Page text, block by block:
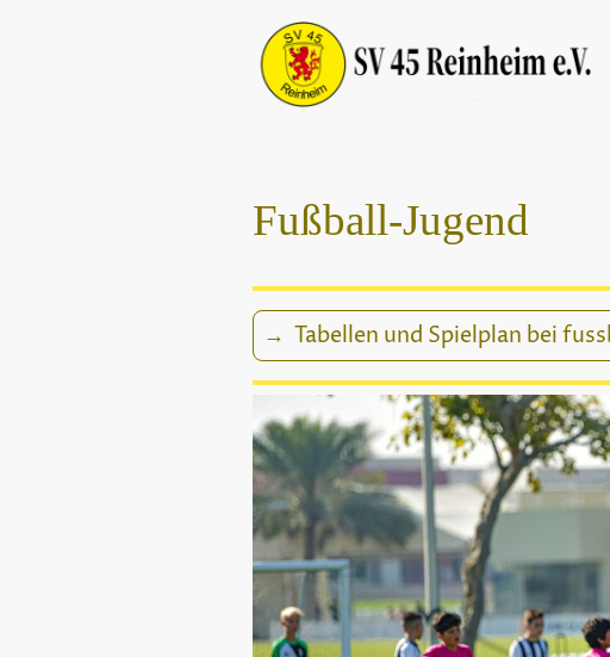
Fußball-Jugend
→ Tabellen und Spielplan bei